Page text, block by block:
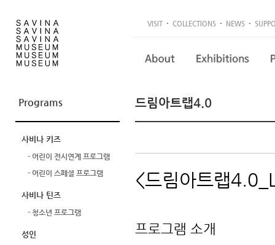
VISIT · COLLECTIONS · NEWS ·
Programs
사비나 키즈
- 어린이 전시연계 프로그램
- 어린이 스페셜 프로그램
사비나 틴즈
- 청소년 프로그램
성인
드림아트랩4.0
<드림아트랩
프로그램 소개